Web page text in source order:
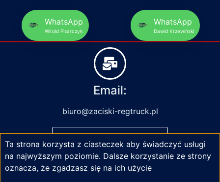
WhatsApp
Witold Pisarczyk
WhatsApp
Dawid Krzewiński
Email:
biuro@zaciski-regtruck.pl
NAPISZ DO NAS
Ta strona korzysta z ciasteczek aby świadczyć usługi
na najwyższym poziomie. Dalsze korzystanie ze strony
oznacza, że zgadzasz się na ich użycie